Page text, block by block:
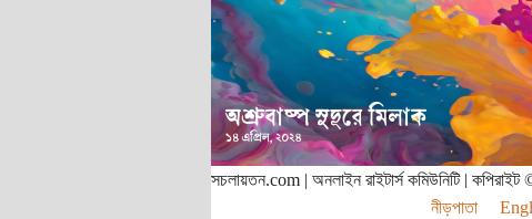
সচলায়তন.com | অনলাইন রাইটার্স কমিউনিটি |
নীড়পাতা